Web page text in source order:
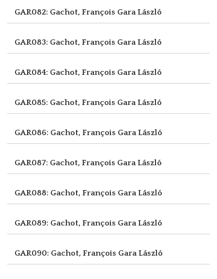
GAR082: Gachot, François Gara László
GAR083: Gachot, François Gara László
GAR084: Gachot, François Gara László
GAR085: Gachot, François Gara László
GAR086: Gachot, François Gara László
GAR087: Gachot, François Gara László
GAR088: Gachot, François Gara László
GAR089: Gachot, François Gara László
GAR090: Gachot, François Gara László